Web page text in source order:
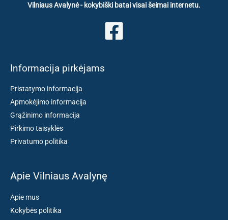
Vilniaus Avalynė - kokybiški batai visai šeimai internetu.
Informacija pirkėjams
Pristatymo informacija
Apmokėjimo informacija
Grąžinimo informacija
Pirkimo taisyklės
Privatumo politika
Apie Vilniaus Avalynę
Apie mus
Kokybės politika